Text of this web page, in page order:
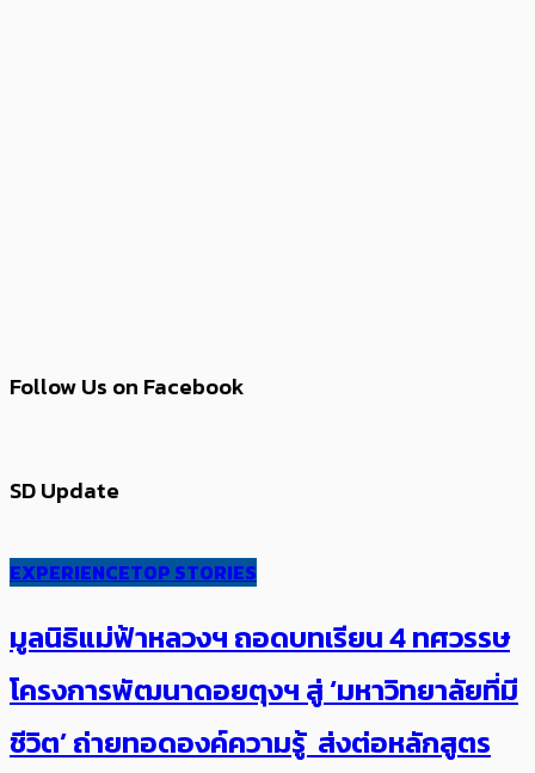
Follow Us on Facebook
SD Update
EXPERIENCETOP STORIES
มูลนิธิแม่ฟ้าหลวงฯ ถอดบทเรียน 4 ทศวรรษ
โครงการพัฒนาดอยตุงฯ สู่ ‘มหาวิทยาลัยที่มี
ชีวิต’ ถ่ายทอดองค์ความรู้ ส่งต่อหลักสูตร